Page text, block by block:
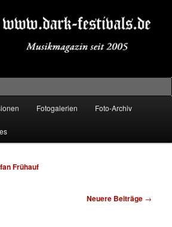
Fotogalerien Foto-Archiv
Frühauf
Neuere Beiträge →